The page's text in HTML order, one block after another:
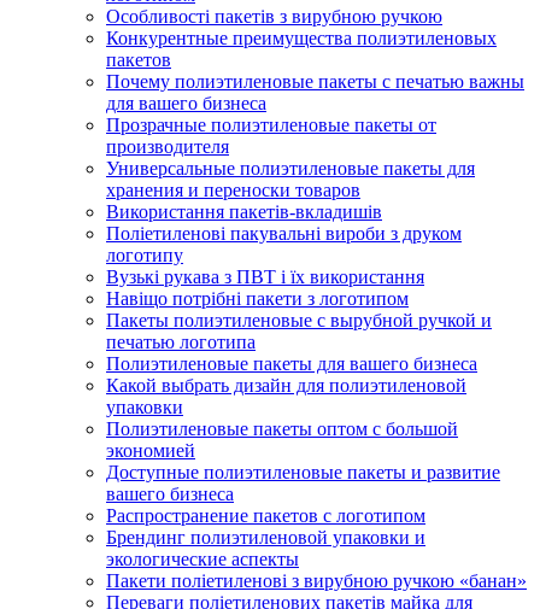
Особливості пакетів з вирубною ручкою
Конкурентные преимущества полиэтиленовых
пакетов
Почему полиэтиленовые пакеты с печатью важны
для вашего бизнеса
Прозрачные полиэтиленовые пакеты от
производителя
Универсальные полиэтиленовые пакеты для
хранения и переноски товаров
Використання пакетів-вкладишів
Поліетиленові пакувальні вироби з друком
логотипу
Вузькі рукава з ПВТ і їх використання
Навіщо потрібні пакети з логотипом
Пакеты полиэтиленовые с вырубной ручкой и
печатью логотипа
Полиэтиленовые пакеты для вашего бизнеса
Какой выбрать дизайн для полиэтиленовой
упаковки
Полиэтиленовые пакеты оптом с большой
экономией
Доступные полиэтиленовые пакеты и развитие
вашего бизнеса
Распространение пакетов с логотипом
Брендинг полиэтиленовой упаковки и
экологические аспекты
Пакети поліетиленові з вирубною ручкою «банан»
Переваги поліетиленових пакетів майка для